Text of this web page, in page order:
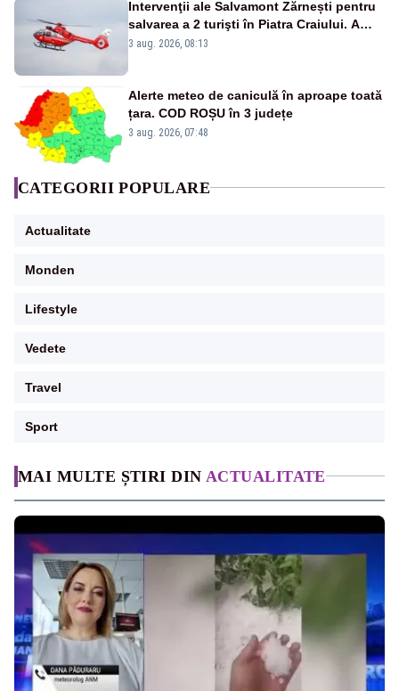
MAI MULTE ȘTIRI DIN ACTUALITATE
Intervenţii ale Salvamont Zărnești pentru
salvarea a 2 turişti în Piatra Craiului. A
fost solicitat elicopterul SMURD
3 aug. 2026, 08:13
Alerte meteo de caniculă în aproape toată
țara. COD ROȘU în 3 județe
3 aug. 2026, 07:48
CATEGORII POPULARE
Actualitate
Monden
Lifestyle
Vedete
Travel
Sport